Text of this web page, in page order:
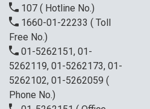
107 ( Hotline No.)
1660-01-22233 ( Toll
Free No.)
01-5262151, 01-
5262119, 01-5262173, 01-
5262102, 01-5262059 (
Phone No.)